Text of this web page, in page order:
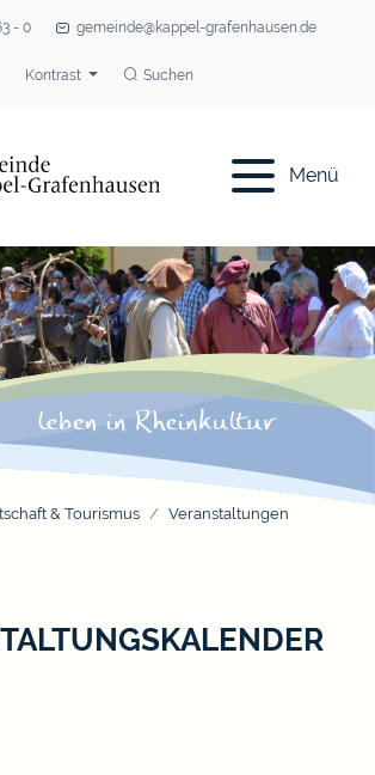
- 0 gemeinde@kappel-grafenhausen.de
Kontrast Suchen
Menü
& Tourismus Veranstaltungen